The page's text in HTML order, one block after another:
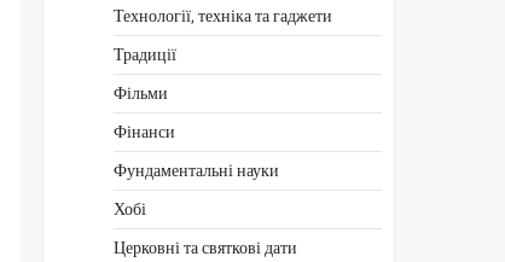
Технології, техніка та гаджети
Традиції
Фільми
Фінанси
Фундаментальні науки
Хобі
Церковні та святкові дати